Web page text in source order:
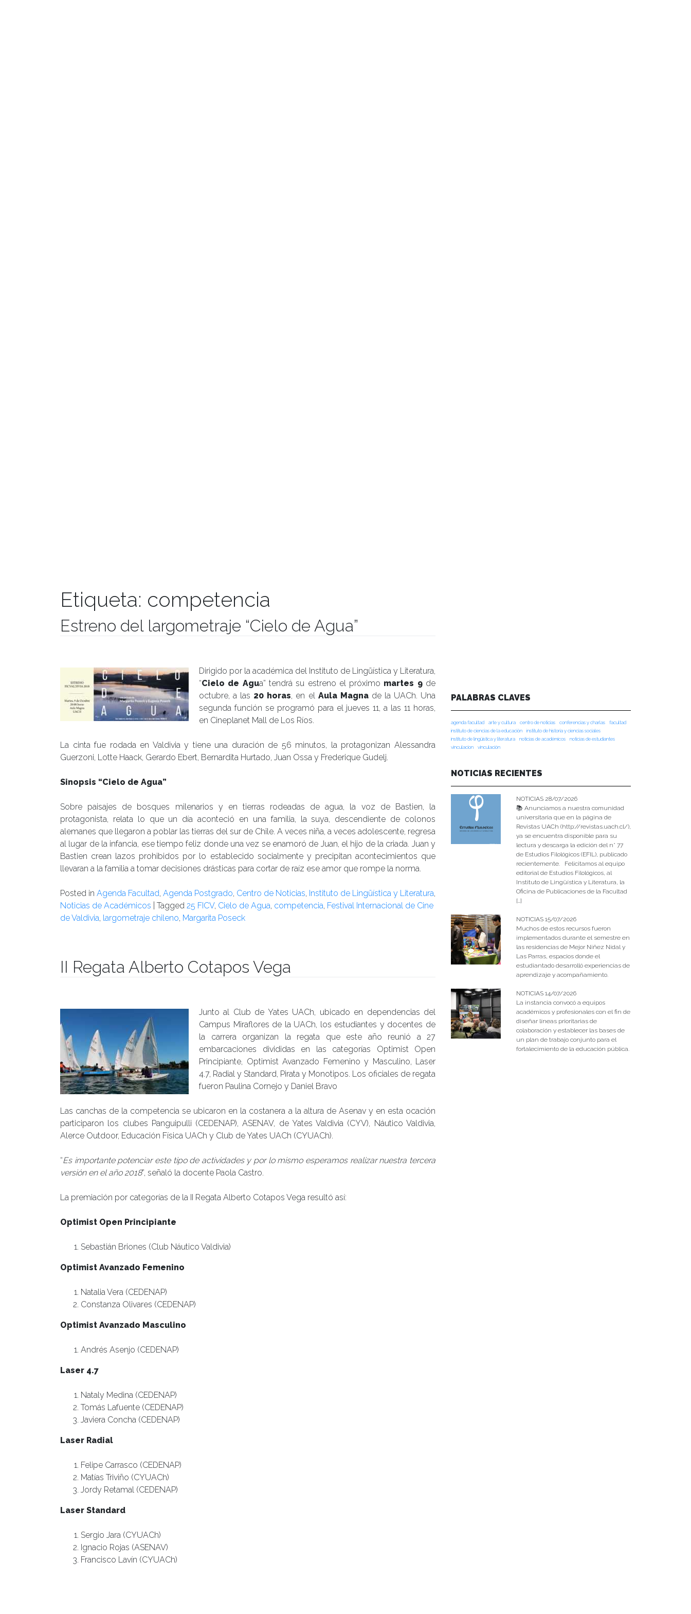
Etiqueta: competencia
Estreno del largometraje “Cielo de Agua”
Dirigido por la académica del Instituto de Lingüística y Literatura,
“Cielo de Agua” tendrá su estreno el próximo martes 9de
octubre, a las 20 horas, en el Aula Magnade la UACh. Una
segunda función se programó para el jueves 11, a las 11 horas,
en Cineplanet Mall de Los Ríos.
La cinta fue rodada en Valdivia y tiene una duración de 56 minutos, la protagonizan Alessandra
Guerzoni, Lotte Haack, Gerardo Ebert, Bernardita Hurtado, Juan Ossa y Frederique Gudelj.
Sinopsis “Cielo de Agua”
Sobre paisajes de bosques milenarios y en tierras rodeadas de agua, la voz de Bastien, la
protagonista, relata lo que un día aconteció en una familia, la suya, descendiente de colonos
alemanes que llegaron a poblar las tierras del sur de Chile. A veces niña, a veces adolescente, regresa
al lugar de la infancia, ese tiempo feliz donde una vez se enamoró de Juan, el hijo de la criada. Juan y
Bastien crean lazos prohibidos por lo establecido socialmente y precipitan acontecimientos que
llevaran a la familia a tomar decisiones drásticas para cortar de raíz ese amor que rompe la norma.
Posted in Agenda Facultad, Agenda Postgrado, Centro de Noticias, Instituto de Lingüística y Literatura,
Noticias de Académicos
Tagged 25 FICV, Cielo de Agua, competencia, Festival Internacional de Cine
de Valdivia, largometraje chileno, Margarita Poseck
II Regata Alberto Cotapos Vega
Junto al Club de Yates UACh, ubicado en dependencias del
Campus Miraflores de la UACh, los estudiantes y docentes de
la carrera organizan la regata que este año reunió a 27
embarcaciones divididas en las categorías Optimist Open
Principiante, Optimist Avanzado Femenino y Masculino, Laser
4.7, Radial y Standard, Pirata y Monotipos. Los oficiales de regata
fueron Paulina Cornejo y Daniel Bravo
Las canchas de la competencia se ubicaron en la costanera a la altura de Asenav y en esta ocación
participaron los clubes Panguipulli (CEDENAP), ASENAV, de Yates Valdivia (CYV), Náutico Valdivia,
Alerce Outdoor, Educación Física UACh y Club de Yates UACh (CYUACh).
“Es importante potenciar este tipo de actividades y por lo mismo esperamos realizar nuestra tercera
versión en el año 2018”, señaló la docente Paola Castro.
La premiación por categorías de la II Regata Alberto Cotapos Vega resultó así:
Optimist Open Principiante
Sebastián Briones (Club Náutico Valdivia)
Optimist Avanzado Femenino
Natalia Vera (CEDENAP)
Constanza Olivares (CEDENAP)
Optimist Avanzado Masculino
Andrés Asenjo (CEDENAP)
Laser 4.7
Nataly Medina (CEDENAP)
Tomás Lafuente (CEDENAP)
Javiera Concha (CEDENAP)
Laser Radial
Felipe Carrasco (CEDENAP)
Matías Triviño (CYUACh)
Jordy Retamal (CEDENAP)
Laser Standard
Sergio Jara (CYUACh)
Ignacio Rojas (ASENAV)
Francisco Lavín (CYUACh)
PALABRAS CLAVES
agenda facultad arte y cultura centro de noticias conferencias y charlas
facultad
instituto de ciencias de la educación
instituto de historia y ciencias sociales
instituto de lingüística y literatura
noticias de académicos
noticias de estudiantes
vinculacion
vinculación
NOTICIAS RECIENTES
NOTICIAS 28/07/2026
📚 Anunciamos a nuestra comunidad
universitaria que en la página de
Revistas UACh (http://revistas.uach.cl/),
ya se encuentra disponible para su
lectura y descarga la edición del n° 77
de Estudios Filológicos (EFIL), publicado
recientemente. Felicitamos al equipo
editorial de Estudios Filológicos, al
Instituto de Lingüística y Literatura, la
Oficina de Publicaciones de la Facultad
[…]
NOTICIAS 15/07/2026
Muchos de estos recursos fueron
implementados durante el semestre en
las residencias de Mejor Niñez Nidal y
Las Parras, espacios donde el
estudiantado desarrolló experiencias de
aprendizaje y acompañamiento.
NOTICIAS 14/07/2026
La instancia convocó a equipos
académicos y profesionales con el fin de
diseñar líneas prioritarias de
colaboración y establecer las bases de
un plan de trabajo conjunto para el
fortalecimiento de la educación pública.